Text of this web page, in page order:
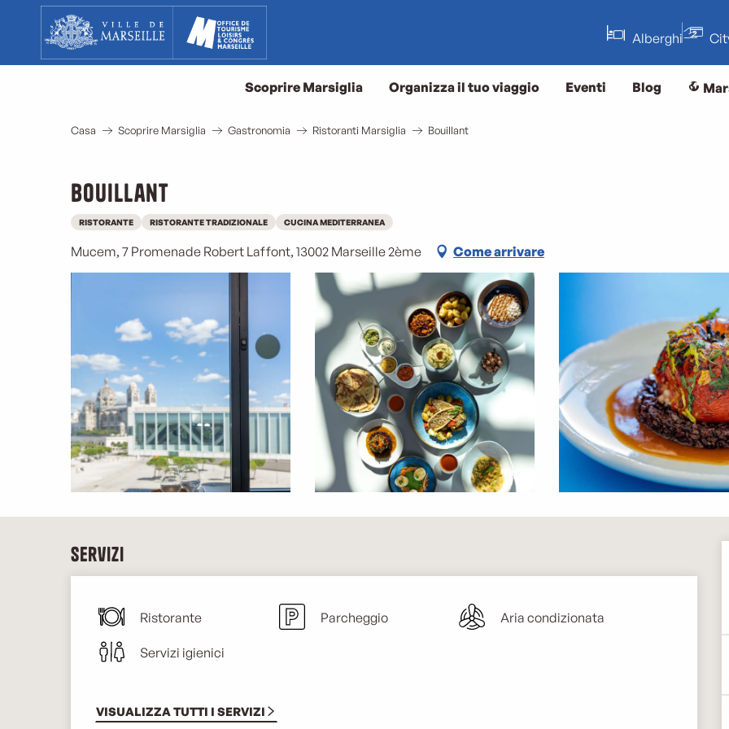
contenu
principal
Alberghi
Scoprire Marsiglia Organizza il tuo viaggio Eventi Blog
Casa Scoprire Marsiglia Gastronomia Ristoranti Marsiglia Bouillant
Bouillant
RISTORANTE RISTORANTE TRADIZIONALE CUCINA MEDITERRANEA
Mucem, 7 Promenade Robert Laffont, 13002 Marseille 2ème Come arrivare
Servizi
Ristorante Parcheggio Aria condizionata
Servizi igienici
VISUALIZZA TUTTI I SERVIZI